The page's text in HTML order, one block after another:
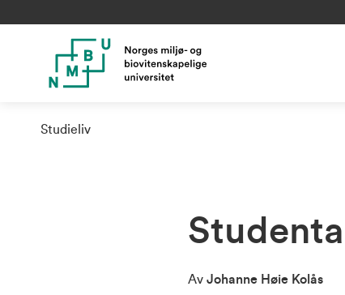
Studieliv
Av Johanne Høie Kolås